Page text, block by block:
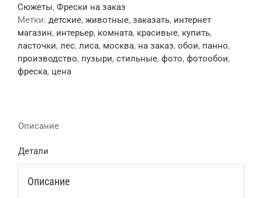
Сюжеты, Фрески на заказ
Метки: детские, животные, заказать, интернет
магазин, интерьер, комната, красивые, купить,
ласточки, лес, лиса, москва, на заказ, обои, панно,
производство, пузыри, стильные, фото, фотообои,
фреска, цена
Описание
Детали
Описание